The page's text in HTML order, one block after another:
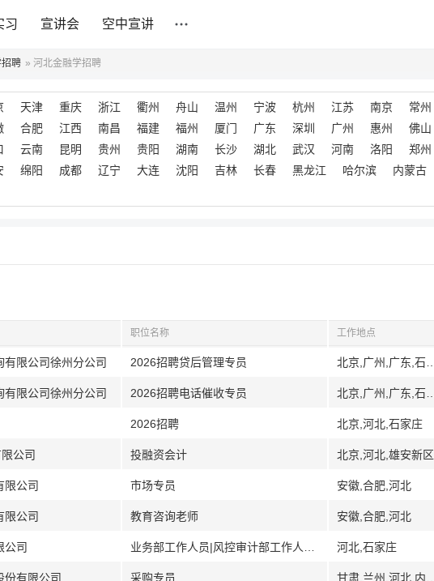
习 宣讲会 空中宣讲
聘 » 河北金融学招聘
天津 重庆 浙江 衢州 舟山 温州 宁波 杭州 江苏 南京 常州
合肥 江西 南昌 福建 福州 厦门 广东 深圳 广州 惠州 佛山
云南 昆明 贵州 贵阳 湖南 长沙 湖北 武汉 河南 洛阳 郑州
绵阳 成都 辽宁 大连 沈阳 吉林 长春 黑龙江 哈尔滨 内蒙古
职位名称 工作地点
限公司徐州分公司 2026招聘贷后管理专员
限公司徐州分公司 2026招聘电话催收专员
2026招聘 北京,河北,石家庄
公司 投融资会计 北京,河北,雄安新区
限公司 市场专员 安徽,合肥,河北
限公司 教育咨询老师 安徽,合肥,河北
公司 河北,石家庄
份有限公司 采购专员